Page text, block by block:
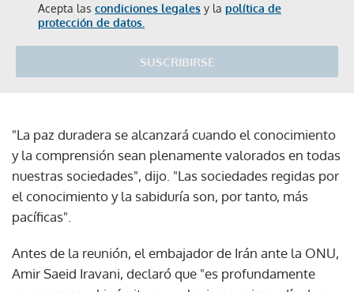
Acepta las condiciones legales y la política de
protección de datos.
SUSCRIBIRSE
"La paz duradera se alcanzará cuando el conocimiento
y la comprensión sean plenamente valorados en todas
nuestras sociedades", dijo. "Las sociedades regidas por
el conocimiento y la sabiduría son, por tanto, más
pacíficas".
Antes de la reunión, el embajador de Irán ante la ONU,
Amir Saeid Iravani, declaró que "es profundamente